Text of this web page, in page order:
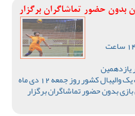
بدون حضور تماشاگران برگزار
چهارشنبه 10 دی ماه 1404 ساعت
یازدهمین
بازی این فصل خود در رقابت های لیگ یک والیبال کشور روز جمعه 12 دی ماه
بدون حضور تماشاگران برگزار